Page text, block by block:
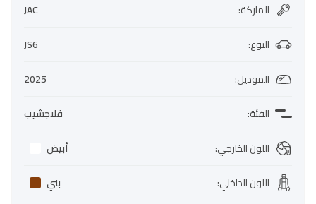
الماركة:
JAC
النوع:
JS6
الموديل:
2025
الفئة:
فلاجشيب
اللون الخارجي:
أبيض
اللون الداخلي:
بني